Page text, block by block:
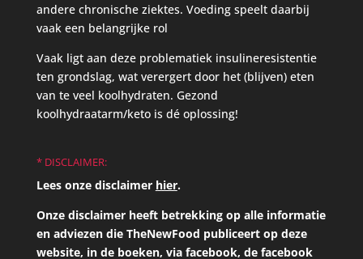
andere chronische ziektes. Voeding speelt daarbij
vaak een belangrijke rol
Vaak ligt aan deze problematiek insulineresistentie
ten grondslag, wat verergert door het (blijven) eten
van te veel koolhydraten. Gezond
koolhydraatarm/keto is dé oplossing!
* DISCLAIMER:
Lees onze disclaimer hier.
Onze disclaimer heeft betrekking op alle informatie
en adviezen die TheNewFood publiceert op deze
website, in de boeken, via facebook, de facebook